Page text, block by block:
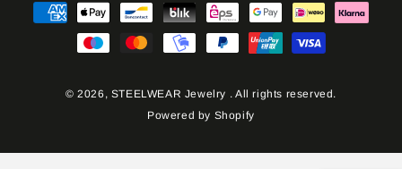
© 2026, STEELWEAR Jewelry . All rights reserved.
Powered by Shopify
Zahlungsmöglichkeiten